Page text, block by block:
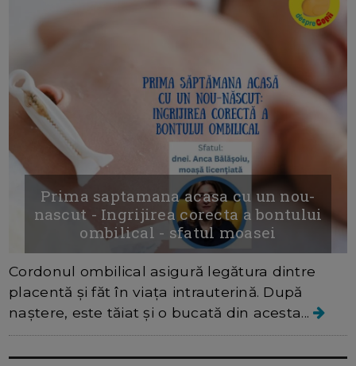
Prima saptamana acasa cu un nou-
nascut - Ingrijirea corecta a bontului
ombilical - sfatul moasei
Cordonul ombilical asigură legătura dintre
placentă şi făt în viaţa intrauterină. După
naştere, este tăiat şi o bucată din acesta...